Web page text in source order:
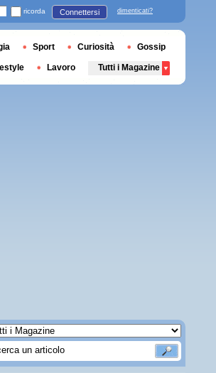
ricorda Connettersi dimenticati?
Sport Curiosità Gossip
Lavoro Tutti i Magazine